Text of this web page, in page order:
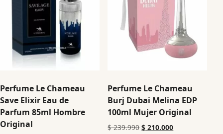
Perfume Le Chameau
Save Elixir Eau de
Parfum 85ml Hombre
Original
Perfume Le Chameau
Burj Dubai Melina EDP
100ml Mujer Original
$239.990 $ 210.000